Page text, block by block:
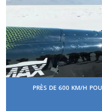
PRÈS DE 600 KM/H